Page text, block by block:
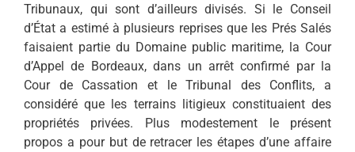
Tribunaux, qui sont d’ailleurs divisés. Si le Conseil
d’État a estimé à plusieurs reprises que les Prés Salés
faisaient partie du Domaine public maritime, la Cour
d’Appel de Bordeaux, dans un arrêt confirmé par la
Cour de Cassation et le Tribunal des Conflits, a
considéré que les terrains litigieux constituaient des
propriétés privées. Plus modestement le présent
propos a pour but de retracer les étapes d’une affaire